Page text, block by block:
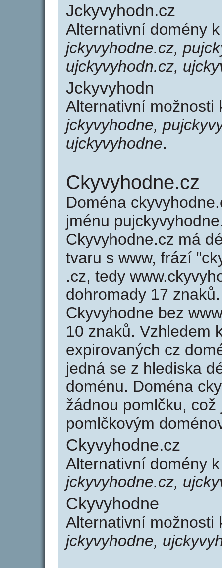
Jckyvyhodn.cz
Alternativní domény
jckyvyhodne.cz,
ujckyvyhodn.cz,
Jckyvyhodn
Alternativní možnosti
jckyvyhodne,
ujckyvyhodne.
Ckyvyhodne.cz
Doména
jménu
Ckyvyhodne.cz má
tvaru s www, frází
.cz, tedy
dohromady 17
Ckyvyhodne bez
10 znaků. Vzhledem
expirovaných cz
jedná se z hlediska
doménu. Doména
žádnou pomlčku,
pomlčkovým
Ckyvyhodne.cz
Alternativní domény
jckyvyhodne.cz,
Ckyvyhodne
Alternativní možnosti
jckyvyhodne,